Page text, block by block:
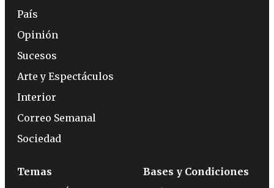
País
Opinión
Sucesos
Arte y Espectáculos
Interior
Correo Semanal
Sociedad
Temas
Bases y Condiciones